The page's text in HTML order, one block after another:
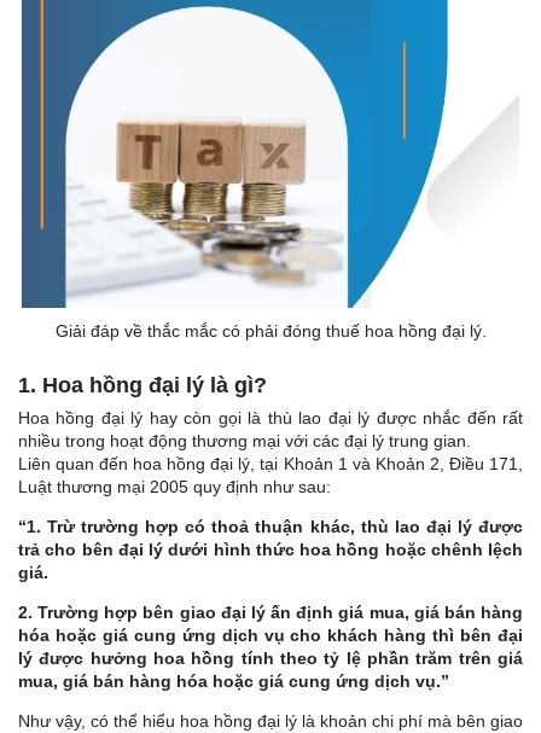
Giải đáp về thắc mắc có phải đóng thuế hoa hồng đại lý.
1. Hoa hồng đại lý là gì?
Hoa hồng đại lý hay còn gọi là thù lao đại lý được nhắc đến rất
nhiều trong hoạt động thương mại với các đại lý trung gian.
Liên quan đến hoa hồng đại lý, tại Khoản 1 và Khoản 2, Điều 171,
Luật thương mại 2005 quy định như sau:
“1. Trừ trường hợp có thoả thuận khác, thù lao đại lý được
trả cho bên đại lý dưới hình thức hoa hồng hoặc chênh lệch
giá.
2. Trường hợp bên giao đại lý ấn định giá mua, giá bán hàng
hóa hoặc giá cung ứng dịch vụ cho khách hàng thì bên đại
lý được hưởng hoa hồng tính theo tỷ lệ phần trăm trên giá
mua, giá bán hàng hóa hoặc giá cung ứng dịch vụ.”
Như vậy, có thể hiểu hoa hồng đại lý là khoản chi phí mà bên giao